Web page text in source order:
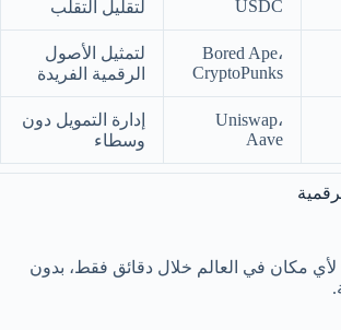
USDC
لتقليل التقلب
Bored Ape،
CryptoPunks
لتمثيل الأصول
الرقمية الفريدة
Uniswap،
Aave
إدارة التمويل دون
وسطاء
لأي مكان في العالم خلال دقائق فقط، بدون